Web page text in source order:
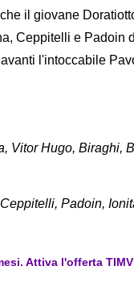
il giovane
Ceppitelli e Padoin
l'intoccabile
Vitor Hugo, Biraghi,
Padoin,
Attiva l'offerta